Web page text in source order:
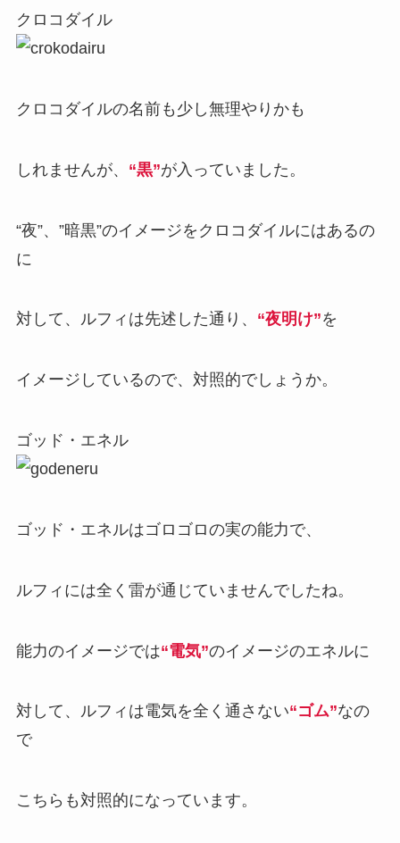
クロコダイル
クロコダイルの名前も少し無理やりかも
しれませんが、 “黒”が入っていました。
“夜”、”暗黒”のイメージをクロコダイルにはあるの
に
対して、ルフィは先述した通り、 “夜明け”を
イメージしているので、対照的でしょうか。
ゴッド・エネル
ゴッド・エネルはゴロゴロの実の能力で、
ルフィには全く雷が通じていませんでしたね。
能力のイメージでは“電気”のイメージのエネルに
対して、ルフィは電気を全く通さない“ゴム”なの
で
こちらも対照的になっています。